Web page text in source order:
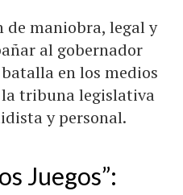
de maniobra, legal y
al gobernador
en los medios
tribuna legislativa
y personal.
Juegos”: